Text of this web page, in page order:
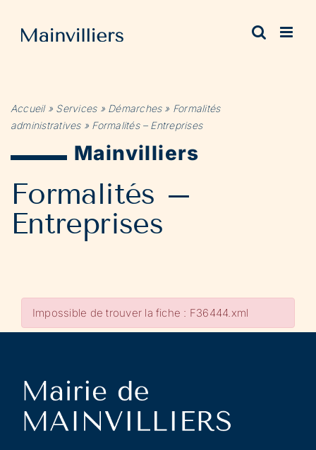
contenu
Accueil» Services» Démarches» Formalités
administratives» Formalités – Entreprises
Mainvilliers
Formalités –
Entreprises
Impossible de trouver la fiche : F36444.xml